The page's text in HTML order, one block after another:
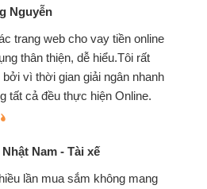
Nguyễn
trang web cho vay tiền online
thân thiện, dễ hiểu.Tôi rất
bởi vì thời gian giải ngân nhanh
tất cả đều thực hiện Online.
Nhật Nam - Tài xế
lần mua sắm không mang